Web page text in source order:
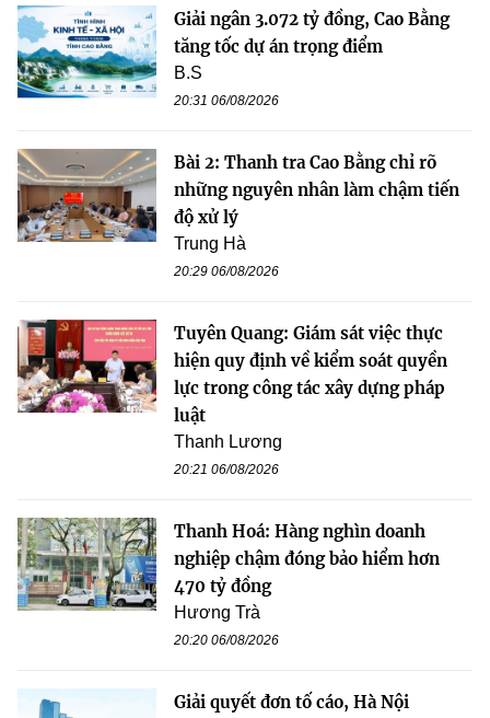
Giải ngân 3.072 tỷ đồng, Cao Bằng
tăng tốc dự án trọng điểm
B.S
20:31 06/08/2026
Bài 2: Thanh tra Cao Bằng chỉ rõ
những nguyên nhân làm chậm tiến
độ xử lý
Trung Hà
20:29 06/08/2026
Tuyên Quang: Giám sát việc thực
hiện quy định về kiểm soát quyền
lực trong công tác xây dựng pháp
luật
Thanh Lương
20:21 06/08/2026
Thanh Hoá: Hàng nghìn doanh
nghiệp chậm đóng bảo hiểm hơn
470 tỷ đồng
Hương Trà
20:20 06/08/2026
Giải quyết đơn tố cáo, Hà Nội